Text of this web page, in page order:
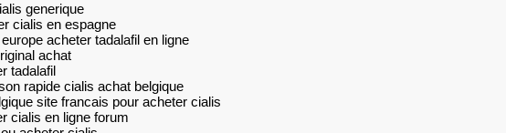
generique
cialis en espagne
acheter tadalafil en ligne
achat
tadalafil
rapide cialis achat belgique
site francais pour acheter cialis
cialis en ligne forum